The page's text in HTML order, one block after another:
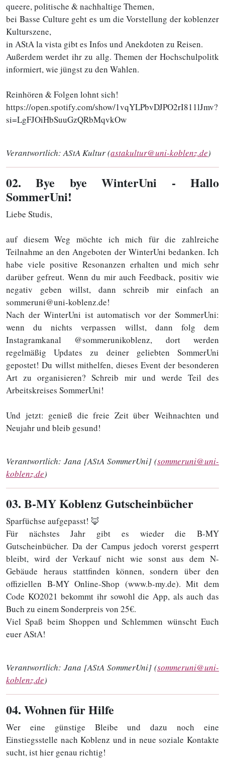
queere, politische & nachhaltige Themen,
bei Basse Culture geht es um die Vorstellung der koblenzer
Kulturszene,
in AStA la vista gibt es Infos und Anekdoten zu Reisen.
Außerdem werdet ihr zu allg. Themen der Hochschulpolitk
informiert, wie jüngst zu den Wahlen.
Reinhören & Folgen lohnt sich!
https://open.spotify.com/show/1vqYLPbvDJPO2rI811lJmv?
si=LgFJOiHbSuuGzQRbMqvkOw
Verantwortlich:AStA Kultur (astakultur@uni-koblenz.de)
02. Bye bye WinterUni - Hallo
SommerUni!
Liebe Studis,
auf diesem Weg möchte ich mich für die zahlreiche
Teilnahme an den Angeboten der WinterUni bedanken. Ich
habe viele positive Resonanzen erhalten und mich sehr
darüber gefreut. Wenn du mir auch Feedback, positiv wie
negativ geben willst, dann schreib mir einfach an
sommeruni@uni-koblenz.de!
Nach der WinterUni ist automatisch vor der SommerUni:
wenn du nichts verpassen willst, dann folg dem
Instagramkanal @sommerunikoblenz, dort werden
regelmäßig Updates zu deiner geliebten SommerUni
gepostet! Du willst mithelfen, dieses Event der besonderen
Art zu organisieren? Schreib mir und werde Teil des
Arbeitskreises SommerUni!
Und jetzt: genieß die freie Zeit über Weihnachten und
Neujahr und bleib gesund!
Verantwortlich: Jana [AStA SommerUni] (sommeruni@uni-
koblenz.de)
03. B-MY Koblenz Gutscheinbücher
Sparfüchse aufgepasst! 🦊
Für nächstes Jahr gibt es wieder die B-MY
Gutscheinbücher. Da der Campus jedoch vorerst gesperrt
bleibt, wird der Verkauf nicht wie sonst aus dem N-
Gebäude heraus stattfinden können, sondern über den
offiziellen B-MY Online-Shop (www.b-my.de). Mit dem
Code KO2021 bekommt ihr sowohl die App, als auch das
Buch zu einem Sonderpreis von 25€.
Viel Spaß beim Shoppen und Schlemmen wünscht Euch
euer AStA!
Verantwortlich: Jana [AStA SommerUni] (sommeruni@uni-
koblenz.de)
04. Wohnen für Hilfe
Wer eine günstige Bleibe und dazu noch eine
Einstiegsstelle nach Koblenz und in neue soziale Kontakte
sucht, ist hier genau richtig!